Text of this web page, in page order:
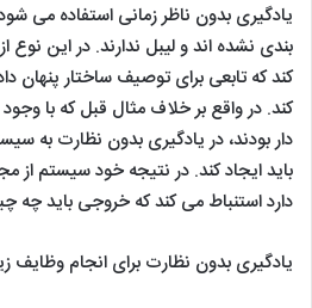
یادگیری بدون ناظر زمانی استفاده می
بندی نشده اند و لیبل ندارند. در این
کند که تابعی برای توصیف ساختار پنهان
کند. در واقع بر خلاف مثال قبل که با
دار بودند، در یادگیری بدون نظارت به
باید ایجاد کند. در نتیجه خود سیستم از
دارد استنباط می کند که خروجی باید چه
یادگیری بدون نظارت برای انجام وظایف